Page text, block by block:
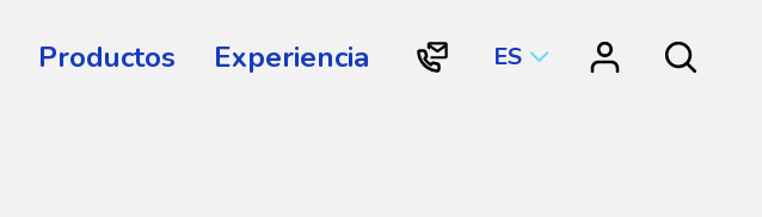
Productos Experiencia
"Contacto
ES
"Vortex Search